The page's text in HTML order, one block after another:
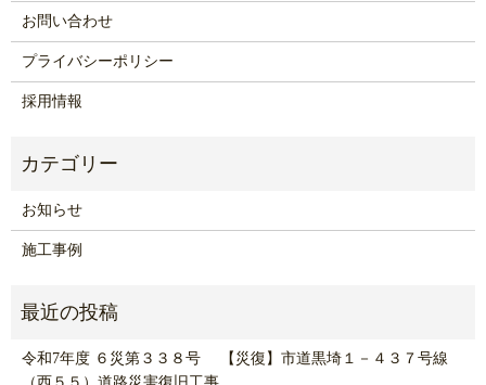
お問い合わせ
プライバシーポリシー
採用情報
お知らせ
施工事例
令和7年度 ６災第３３８号 【災復】市道黒埼１－４３７号線